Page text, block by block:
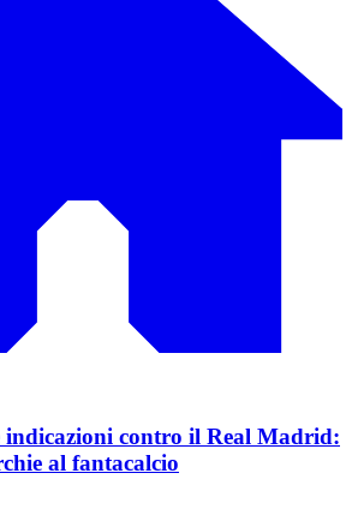
contro il Real Madrid:
al fantacalcio